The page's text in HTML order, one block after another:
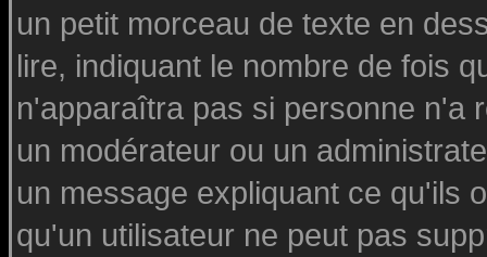
un petit morceau de texte en
lire, indiquant le nombre de fois
n'apparaîtra pas si personne n'a
un modérateur ou un
un message expliquant ce qu'ils
qu'un utilisateur ne peut pas